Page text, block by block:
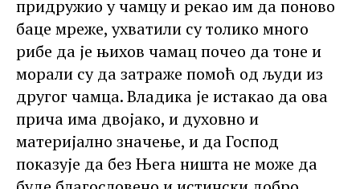
придружио у чамцу и рекао им да поново
баце мреже, ухватили су толико много
рибе да је њихов чамац почео да тоне и
морали су да затраже помоћ од људи из
другог чамца. Владика је истакао да ова
прича има двојако, и духовно и
материјално значење, и да Господ
показује да без Њега ништа не може да